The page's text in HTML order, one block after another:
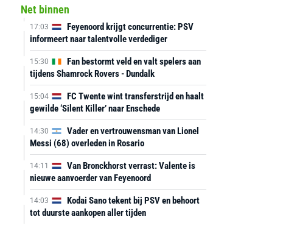
Net binnen
17:03
Feyenoord krijgt concurrentie: PSV
informeert naar talentvolle verdediger
15:30
Fan bestormt veld en valt spelers aan
tijdens Shamrock Rovers - Dundalk
15:04
FC Twente wint transferstrijd en haalt
gewilde ‘Silent Killer’ naar Enschede
14:30
Vader en vertrouwensman van Lionel
Messi (68) overleden in Rosario
14:11
Van Bronckhorst verrast: Valente is
nieuwe aanvoerder van Feyenoord
14:03
Kodai Sano tekent bij PSV en behoort
tot duurste aankopen aller tijden